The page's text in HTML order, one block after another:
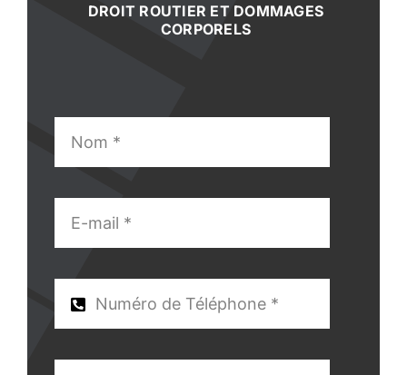
DROIT ROUTIER ET DOMMAGES
CORPORELS